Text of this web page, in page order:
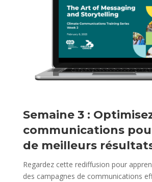
Semaine 3 :
communications
de meilleurs
Regardez cette rediffusion pour
des campagnes de communications